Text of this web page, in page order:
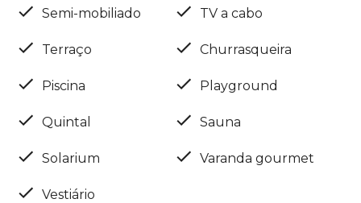
Semi-mobiliado TV a cabo
Terraço Churrasqueira
Piscina Playground
Quintal Sauna
Solarium Varanda gourmet
Vestiário